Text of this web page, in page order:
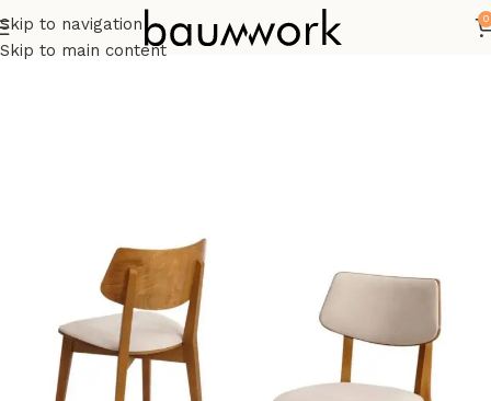
Skip to navigation
Skip to main content
0
Start Stühle